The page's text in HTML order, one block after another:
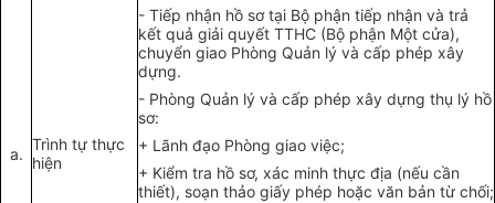
a.
Trình tự thực
hiện
- Tiếp nhận hồ sơ tại Bộ phận tiếp nhận và trả
kết quả giải quyết TTHC (Bộ phận Một cửa),
chuyển giao Phòng Quản lý và cấp phép xây
dựng.
- Phòng Quản lý và cấp phép xây dựng thụ lý hồ
sơ:
+ Lãnh đạo Phòng giao việc;
+ Kiểm tra hồ sơ, xác minh thực địa (nếu cần
thiết), soạn thảo giấy phép hoặc văn bản từ chối;